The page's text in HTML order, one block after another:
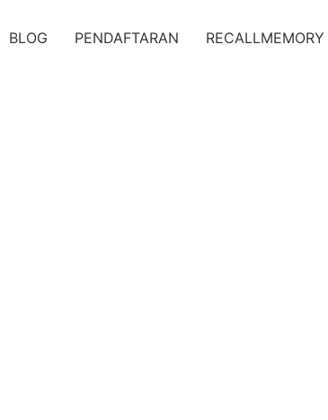
BLOG PENDAFTARAN RECALLMEMORY